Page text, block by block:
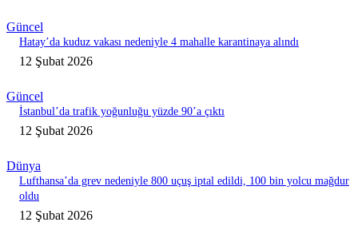
Güncel
Hatay’da kuduz vakası nedeniyle 4 mahalle karantinaya alındı
12 Şubat 2026
Güncel
İstanbul’da trafik yoğunluğu yüzde 90’a çıktı
12 Şubat 2026
Dünya
Lufthansa’da grev nedeniyle 800 uçuş iptal edildi, 100 bin yolcu mağdur
oldu
12 Şubat 2026